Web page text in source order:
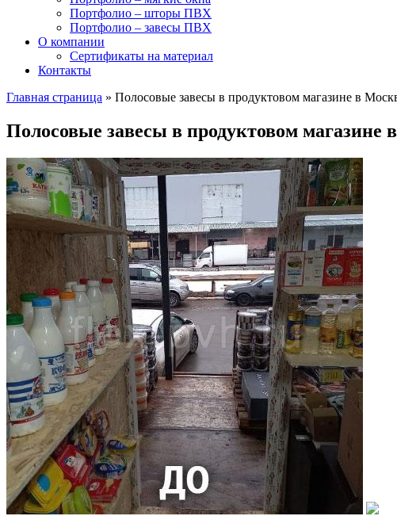
Портфолио – шторы ПВХ
Портфолио – завесы ПВХ
О компании
Сертификаты на материал
Контакты
Главная страница » Полосовые завесы в продуктовом магазине в
Полосовые завесы в продуктовом магазине